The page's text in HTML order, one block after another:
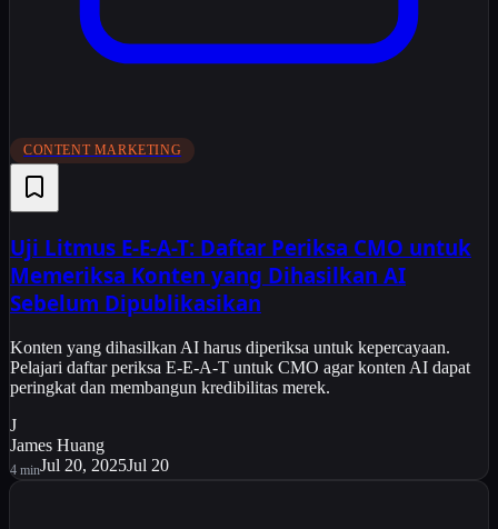
CONTENT MARKETING
Uji Litmus E-E-A-T: Daftar Periksa CMO untuk
Memeriksa Konten yang Dihasilkan AI
Sebelum Dipublikasikan
Konten yang dihasilkan AI harus diperiksa untuk kepercayaan.
Pelajari daftar periksa E-E-A-T untuk CMO agar konten AI dapat
peringkat dan membangun kredibilitas merek.
J
James Huang
4 minJul 20, 2025Jul 20